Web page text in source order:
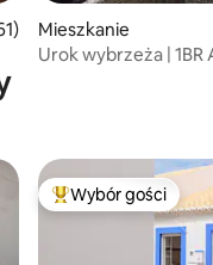
4,96 na 5, liczba
Mieszkanie
Urok wybrzeża |
Najpopularniejsze z
Wybór gości